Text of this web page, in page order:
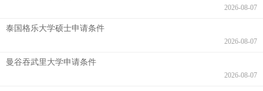
2026-08-07
泰国格乐大学硕士申请条件
2026-08-07
曼谷吞武里大学申请条件
2026-08-07